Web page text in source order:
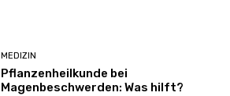
MEDIZIN
Pflanzenheilkunde bei
Magenbeschwerden: Was hilft?